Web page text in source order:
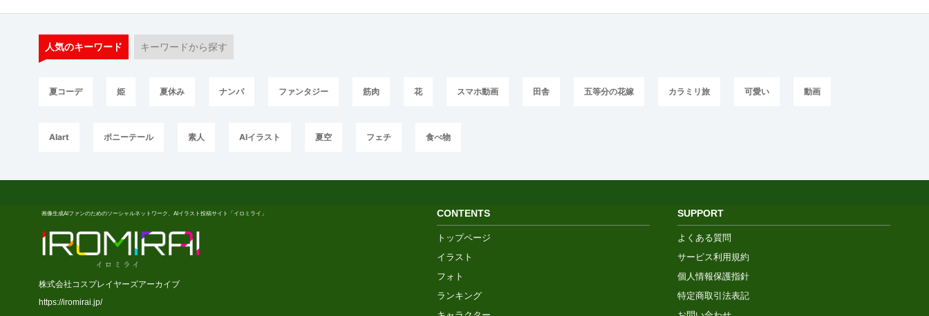
人気のキーワード キーワードから探す
夏コーデ 姫 夏休み ナンパ ファンタジー 筋肉 花 スマホ動画 田舎 五等分の花嫁 カラミリ旅 可愛い 動画
AIart ポニーテール 素人 AIイラスト 夏空 フェチ 食べ物
画像生成AIファンのためのソーシャルネットワーク、AIイラスト投稿サイト「イロミライ」
株式会社コスプレイヤーズアーカイブ
https://iromirai.jp/
SUPPORT
よくある質問
サービス利用規約
個人情報保護指針
特定商取引法表記
CONTENTS
トップページ
イラスト
フォト
ランキング